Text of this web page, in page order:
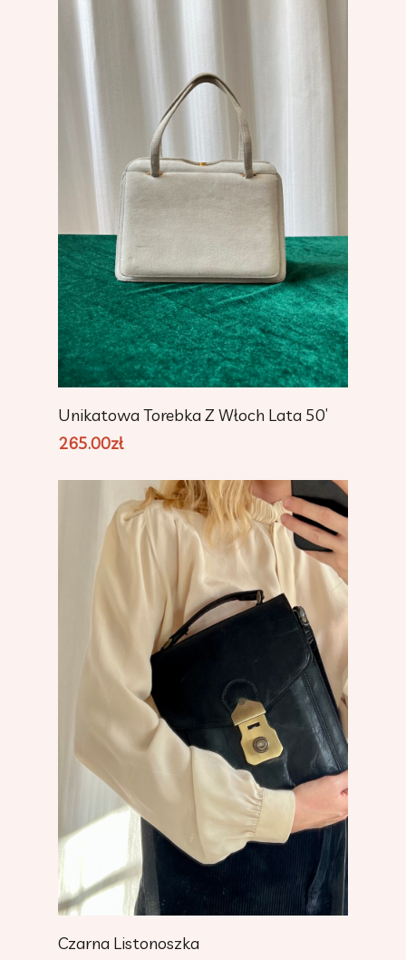
Add To Cart
Unikatowa Torebka Z Włoch Lata 50’
265.00zł
Add To Cart
Czarna Listonoszka